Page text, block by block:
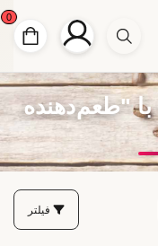
0
"طعم‌دهنده
فیلتر